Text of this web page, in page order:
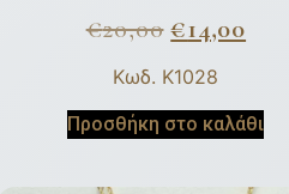
€20,00 €14,00
Κωδ. K1028
Προσθήκη στο καλάθι